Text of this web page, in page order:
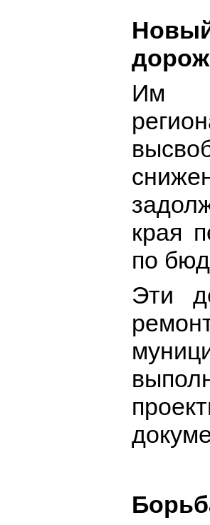
Им
края
по
Эти